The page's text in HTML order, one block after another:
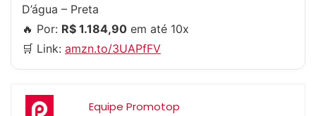
D’água – Preta
🔥 Por: R$ 1.184,90 em até 10x
🛒 Link: amzn.to/3UAPfFV
Equipe Promotop